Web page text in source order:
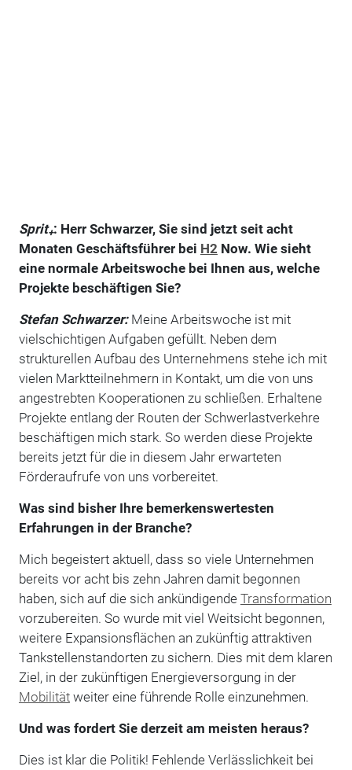
Sprit+: Herr Schwarzer, Sie sind jetzt seit acht
Monaten Geschäftsführer bei H2 Now. Wie sieht
eine normale Arbeitswoche bei Ihnen aus, welche
Projekte beschäftigen Sie?
Stefan Schwarzer:Meine Arbeitswoche ist mit
vielschichtigen Aufgaben gefüllt. Neben dem
strukturellen Aufbau des Unternehmens stehe ich mit
vielen Marktteilnehmern in Kontakt, um die von uns
angestrebten Kooperationen zu schließen. Erhaltene
Projekte entlang der Routen der Schwerlastverkehre
beschäftigen mich stark. So werden diese Projekte
bereits jetzt für die in diesem Jahr erwarteten
Förderaufrufe von uns vorbereitet.
Was sind bisher Ihre bemerkenswertesten
Erfahrungen in der Branche?
Mich begeistert aktuell, dass so viele Unternehmen
bereits vor acht bis zehn Jahren damit begonnen
haben, sich auf die sich ankündigende Transformation
vorzubereiten. So wurde mit viel Weitsicht begonnen,
weitere Expansionsflächen an zukünftig attraktiven
Tankstellenstandorten zu sichern. Dies mit dem klaren
Ziel, in der zukünftigen Energieversorgung in der
Mobilitätweiter eine führende Rolle einzunehmen.
Und was fordert Sie derzeit am meisten heraus?
Dies ist klar die Politik! Fehlende Verlässlichkeit bei